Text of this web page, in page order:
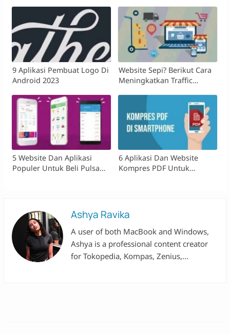
9 Aplikasi Pembuat Logo Di
Android 2023
Website Sepi? Berikut Cara
Meningkatkan Traffic
5 Website Dan Aplikasi
Populer Untuk Beli Pulsa
6 Aplikasi Dan Website
Kompres PDF Untuk
Ashya Ravika
A user of both MacBook and Windows,
Ashya is a professional content creator
for Tokopedia, Kompas, Zenius,